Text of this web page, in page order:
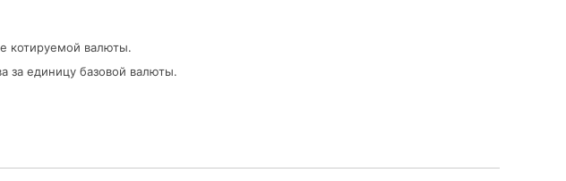
котируемой валюты.
за единицу базовой валюты.